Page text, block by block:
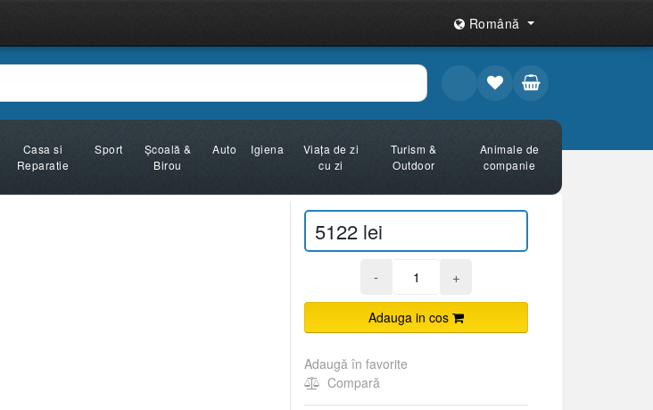
Română
Casa si
Reparatie
Sport
Şcoală &
Birou
Auto Igiena
Viața de zi
cu zi
Turism &
Outdoor
Animale de
companie
5122 lei
- +
Adauga in cos
Adaugă în favorite
Compară